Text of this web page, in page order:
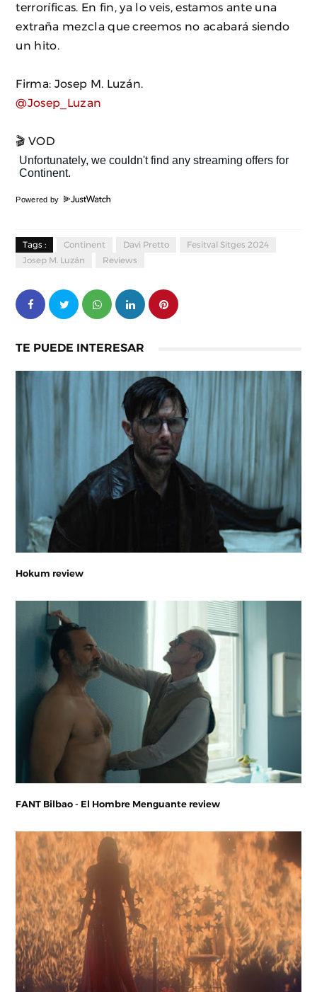
terroríficas. En fin, ya lo veis, estamos ante una
extraña mezcla que creemos no acabará siendo
un hito.
Firma: Josep M. Luzán.
@Josep_Luzan
🎬 VOD
Powered by
Tags : Continent Davi Pretto
Fesitval Sitges 2024
Josep M. Luzán
Reviews
TE PUEDE INTERESAR
Hokum review
FANT Bilbao - El Hombre Menguante review